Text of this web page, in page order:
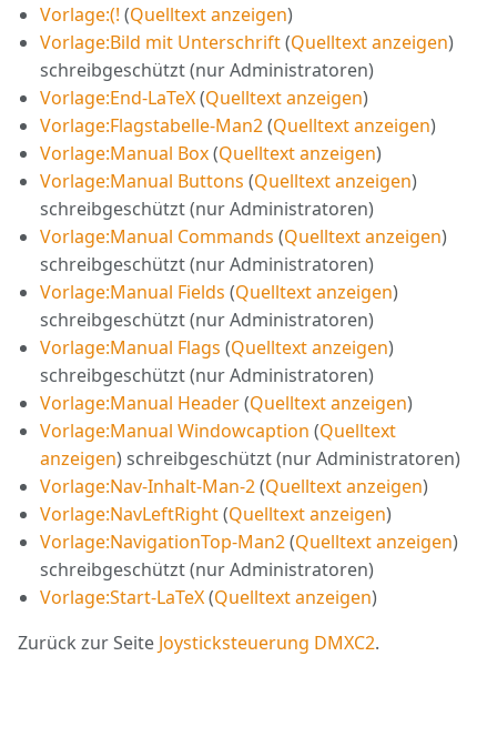
Vorlage:(! (Quelltext anzeigen)
Vorlage:Bild mit Unterschrift(Quelltext anzeigen)
schreibgeschützt (nur Administratoren)
Vorlage:End-LaTeX(Quelltext anzeigen)
Vorlage:Flagstabelle-Man2(Quelltext anzeigen)
Vorlage:Manual Box(Quelltext anzeigen)
Vorlage:Manual Buttons (Quelltext anzeigen)
schreibgeschützt (nur Administratoren)
Vorlage:Manual Commands (Quelltext anzeigen)
schreibgeschützt (nur Administratoren)
Vorlage:Manual Fields (Quelltext anzeigen)
schreibgeschützt (nur Administratoren)
Vorlage:Manual Flags (Quelltext anzeigen)
schreibgeschützt (nur Administratoren)
Vorlage:Manual Header(Quelltext anzeigen)
Vorlage:Manual Windowcaption (Quelltext
anzeigen) schreibgeschützt (nur Administratoren)
Vorlage:Nav-Inhalt-Man-2(Quelltext anzeigen)
Vorlage:NavLeftRight(Quelltext anzeigen)
Vorlage:NavigationTop-Man2(Quelltext anzeigen)
schreibgeschützt (nur Administratoren)
Vorlage:Start-LaTeX(Quelltext anzeigen)
Zurück zur Seite Joysticksteuerung DMXC2.